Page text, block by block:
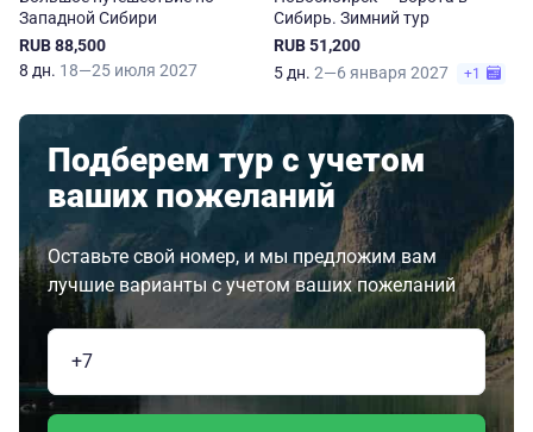
Западной Сибири
RUB 88,500
8 дн. 18—25 июля 2027
Сибирь. Зимний тур
RUB 51,200
5 дн. 2—6 января 2027 +1
Подберем тур с учетом
ваших пожеланий
Оставьте свой номер, и мы предложим вам
лучшие варианты с учетом ваших пожеланий